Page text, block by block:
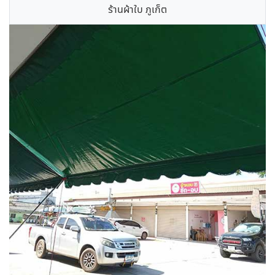
ร้านผ้าใบ ภูเก็ต